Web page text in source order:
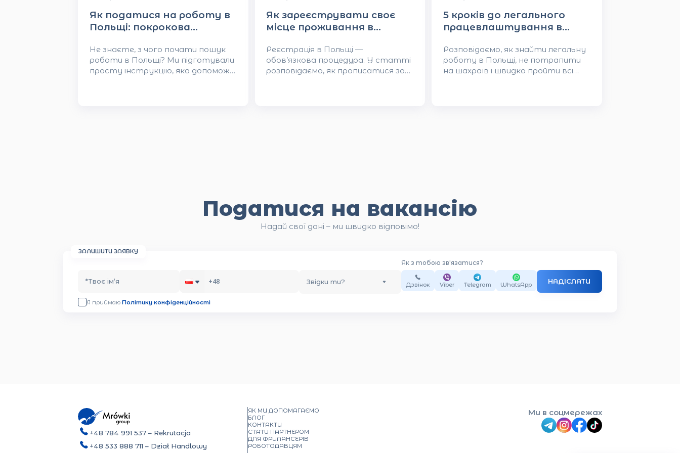
Як податися на роботу в
Польщі: покрокова
Не знаєте, з чого почати пошук
роботи в Польщі? Ми підготували
просту інструкцію, яка допоможе
Як зареєструвати своє
місце проживання в
іноземців
Реєстрація в Польщі —
обов’язкова процедура. У статті
розповідаємо, як прописатися за
5 кроків до легального
працевлаштування в
Розповідаємо, як знайти легальну
роботу в Польщі, не потрапити
на шахраїв і швидко пройти всі
Податися на вакансію
Надай свої дані – ми швидко відповімо!
ЗАЛИШИТИ ЗАЯВКУ
*Твоє ім’я Звідки ти?
Як з тобою зв'язатися?
Дзвінок Viber Telegram WhatsApp
Я приймаю Політику конфіденційності
НАДІСЛАТИ
+48 784 991 537 – Rekrutacja
+48 533 888 711 – Dział Handlowy
ЯК МИ ДОПОМАГАЄМО
БЛОГ
КОНТАКТИ
СТАТИ ПАРТНЕРОМ
ДЛЯ ФРИЛАНСЕРІВ
РОБОТОДАВЦЯМ
Ми в соцмережах